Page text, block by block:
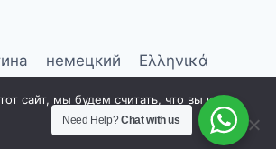
немецкий
Ελληνικά
한국인
Русский
Need Help?Chat with us
сайт, мы будем считать, что вы им